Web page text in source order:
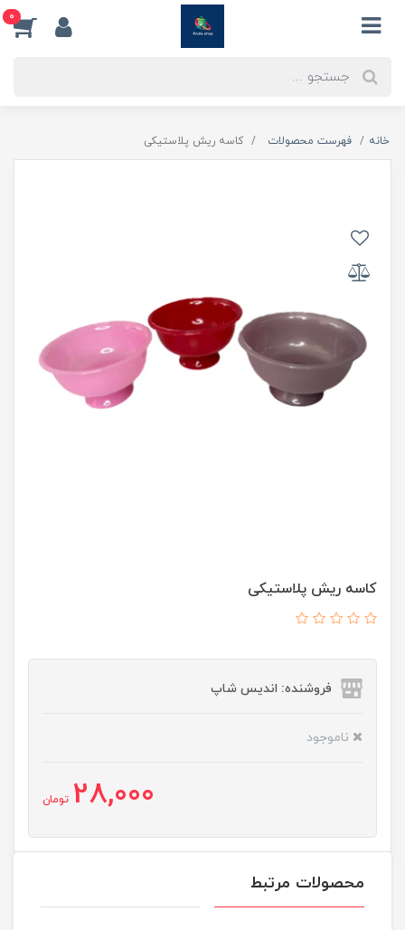
0
خانه فهرست محصولات کاسه ریش پلاستیکی
کاسه ریش پلاستیکی
فروشنده: اندیس شاپ
ناموجود
28,000 تومان
محصولات مرتبط